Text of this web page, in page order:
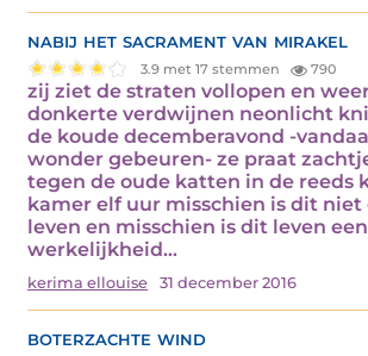
nabij het sacrament van mirakel
3.9 met 17 stemmen 790
zij ziet de straten vollopen en
donkerte verdwijnen neonlicht
de koude decemberavond -
wonder gebeuren- ze praat
tegen de oude katten in de reeds
kamer elf uur misschien is dit niet
leven en misschien is dit leven
werkelijkheid…
kerima ellouise 31 december 2016
boterzachte wind